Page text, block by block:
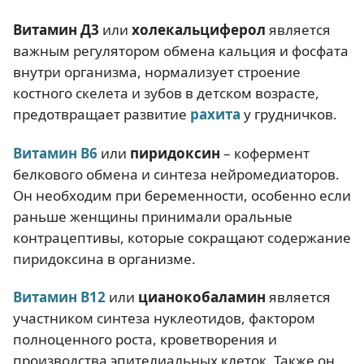
Витамин Д3 или холекальциферол является
важным регулятором обмена кальция и фосфата
внутри организма, нормализует строение
костного скелета и зубов в детском возрасте,
предотвращает развитие рахита у грудничков.
Витамин В6 или пиридоксин – кофермент
белкового обмена и синтеза нейромедиаторов.
Он необходим при беременности, особенно если
раньше женщины принимали оральные
контрацептивы, которые сокращают содержание
пиридоксина в организме.
Витамин В12 или цианокобаламин является
участником синтеза нуклеотидов, фактором
полноценного роста, кроветворения и
производства эпителиальных клеток. Также он